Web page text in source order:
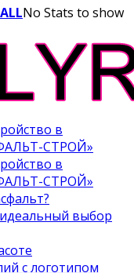
ALLNo Stats to show
в
СТРОЙ»
в
СТРОЙ»
выбор
с логотипом